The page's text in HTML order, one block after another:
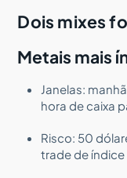
Dois mixes
Metais mais
Janelas:
hora de caixa
Risco: 50
trade de índice